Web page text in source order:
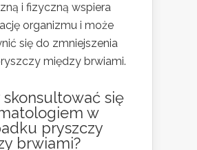
i fizyczną wspiera
organizmu i może
się do zmniejszenia
między brwiami.
skonsultować się
w
pryszczy
brwiami?